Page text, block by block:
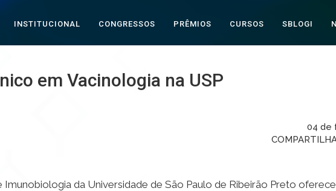
INSTITUCIONAL CONGRESSOS PRÊMIOS CURSOS SBLOGI
em Vacinologia na USP
04 de
da Universidade de São Paulo de Ribeirão Preto